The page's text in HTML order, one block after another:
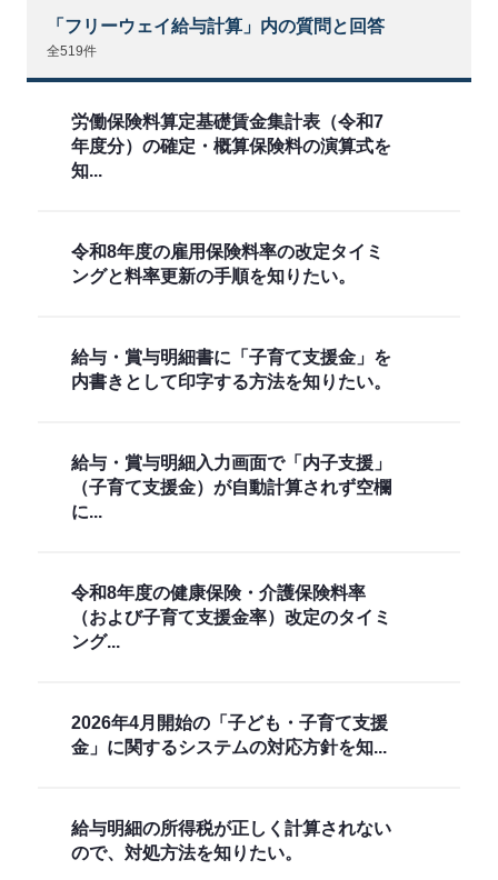
「フリーウェイ給与計算」内の質問と回答
全519件
労働保険料算定基礎賃金集計表（令和7
年度分）の確定・概算保険料の演算式を
知...
令和8年度の雇用保険料率の改定タイミ
ングと料率更新の手順を知りたい。
給与・賞与明細書に「子育て支援金」を
内書きとして印字する方法を知りたい。
給与・賞与明細入力画面で「内子支援」
（子育て支援金）が自動計算されず空欄
に...
令和8年度の健康保険・介護保険料率
（および子育て支援金率）改定のタイミ
ング...
2026年4月開始の「子ども・子育て支援
金」に関するシステムの対応方針を知...
給与明細の所得税が正しく計算されない
ので、対処方法を知りたい。